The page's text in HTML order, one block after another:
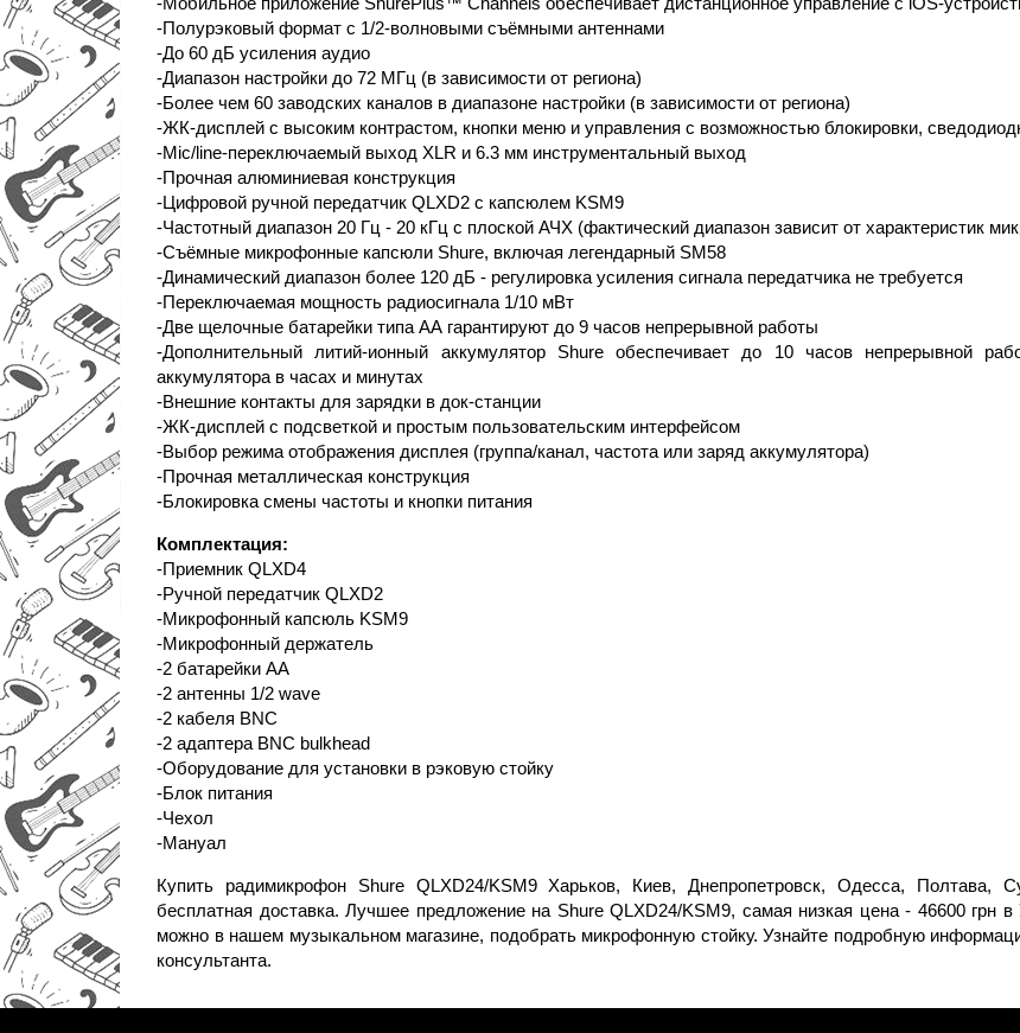
-Полурэковый формат с 1/2-волновыми съёмными антеннами
-До 60 дБ усиления аудио
-Диапазон настройки до 72 МГц (в зависимости от региона)
-Более чем 60 заводских каналов в диапазоне настройки (в зависимости от региона)
-ЖК-дисплей с высоким контрастом, кнопки меню и управления с возможностью блокировки,
-Mic/line-переключаемый выход XLR и 6.3 мм инструментальный выход
-Прочная алюминиевая конструкция
-Цифровой ручной передатчик QLXD2 с капсюлем KSM9
-Частотный диапазон 20 Гц - 20 кГц с плоской АЧХ (фактический диапазон зависит от характеристик
-Съёмные микрофонные капсюли Shure, включая легендарный SM58
-Динамический диапазон более 120 дБ - регулировка усиления сигнала передатчика не требуется
-Переключаемая мощность радиосигнала 1/10 мВт
-Две щелочные батарейки типа АА гарантируют до 9 часов непрерывной работы
-Дополнительный литий-ионный аккумулятор Shure обеспечивает до 10 часов непрерывной
аккумулятора в часах и минутах
-Внешние контакты для зарядки в док-станции
-ЖК-дисплей с подсветкой и простым пользовательским интерфейсом
-Выбор режима отображения дисплея (группа/канал, частота или заряд аккумулятора)
-Прочная металлическая конструкция
-Блокировка смены частоты и кнопки питания
Комплектация:
-Приемник QLXD4
-Ручной передатчик QLXD2
-Микрофонный капсюль KSM9
-Микрофонный держатель
-2 батарейки AA
-2 антенны 1/2 wave
-2 кабеля BNC
-2 адаптера BNC bulkhead
-Оборудование для установки в рэковую стойку
-Блок питания
-Чехол
-Мануал
Купить радимикрофон Shure QLXD24/KSM9 Харьков, Киев, Днепропетровск, Одесса, Полтава,
бесплатная доставка. Лучшее предложение на Shure QLXD24/KSM9, самая низкая цена - 46600 грн
можно в нашем музыкальном магазине, подобрать микрофонную стойку. Узнайте подробную
консультанта.